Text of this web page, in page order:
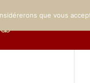
GALERIEque vous